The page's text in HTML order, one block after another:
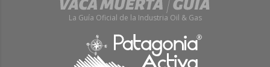
La Guía Oficial de la Industria Oil & Gas